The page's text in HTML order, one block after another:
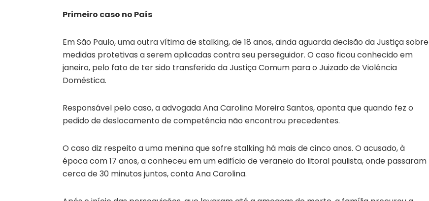
Primeiro caso no País
Em São Paulo, uma outra vítima de stalking, de 18 anos, ainda aguarda decisão da Justiça sobre
medidas protetivas a serem aplicadas contra seu perseguidor. O caso ficou conhecido em
janeiro, pelo fato de ter sido transferido da Justiça Comum para o Juizado de Violência
Doméstica.
Responsável pelo caso, a advogada Ana Carolina Moreira Santos, aponta que quando fez o
pedido de deslocamento de competência não encontrou precedentes.
O caso diz respeito a uma menina que sofre stalking há mais de cinco anos. O acusado, à
época com 17 anos, a conheceu em um edifício de veraneio do litoral paulista, onde passaram
cerca de 30 minutos juntos, conta Ana Carolina.